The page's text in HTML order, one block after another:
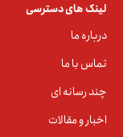
لینک های دسترسی
درباره ما
تماس با ما
چند رسانه ای
اخبار و مقالات